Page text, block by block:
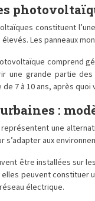
constituent
Les panneaux
comprend
une grande partie
7 à 10 ans, après
:
une
s’adapter aux
être installées sur
peuvent constituer
électrique.